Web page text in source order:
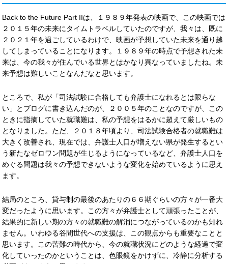
Back to the Future Part IIは、１９８９年発表の映画で、この映画では
２０１５年の未来にタイムトラベルしていたのですが、我々は、既に
２０２１年を過ごしているわけで、映画が予想していた未来を通り越
してしまっていることになります。１９８９年の時点で予想された未
来は、今の我々が住んでいる世界とはかなり異なっていましたね。未
来予想は難しいことなんだなと思います。
ところで、私が「司法試験に合格しても弁護士になれるとは限らな
い」とブログに書き込んだのが、２００５年のことなのですが、この
ときに指摘していた就職難は、私の予想をはるかに超えて厳しいもの
となりました。ただ、２０１８年頃より、司法試験合格者の就職難は
大きく改善され、現在では、弁護士人口が増えない県が発生するとい
う新たなゼロワン問題が生じるようになっているなど、弁護士人口を
めぐる問題は我々の予想できないような変化を始めているように思え
ます。
結局のところ、貸与制の最後のあたりの６６期ぐらいの方々が一番大
変だったように思います。この方々が弁護士として頑張ったことが、
結果的に新しい期の方々の就職難の解消につながっているのかも知れ
ません。いわゆる谷間世代への支援は、この観点からも重要なことと
思います。この苦難の時代から、今の就職状況にどのような経過で変
化していったのかということは、色眼鏡をかけずに、冷静に分析する